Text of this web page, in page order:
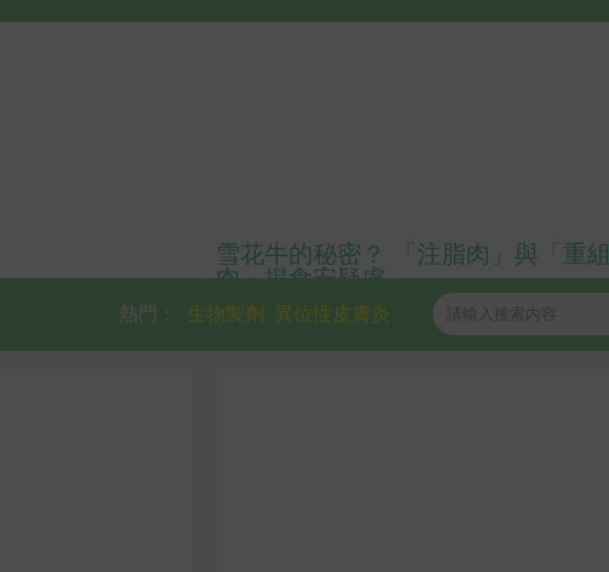
雪花牛的秘密？ 「注脂肉」與「重
肉」揭食安疑慮
異位性皮膚炎
生物製劑
熱門：